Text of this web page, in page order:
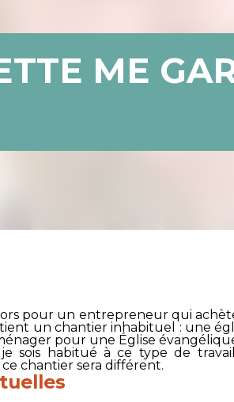
ME
pour un entrepreneur qui
un chantier inhabituel : une
pour une Église
sois habitué à ce type de travail
chantier sera différent.